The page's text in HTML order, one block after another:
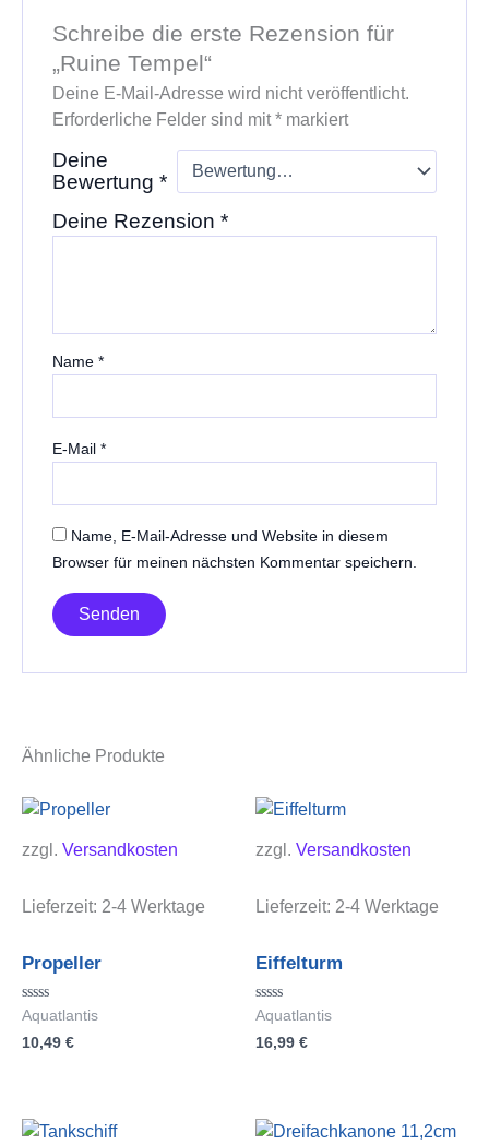
Schreibe die erste Rezension für
„Ruine Tempel“
Deine E-Mail-Adresse wird nicht veröffentlicht.
Erforderliche Felder sind mit*markiert
Deine
Bewertung *
Deine Rezension *
Name *
E-Mail *
Name, E-Mail-Adresse und Website in diesem
Browser für meinen nächsten Kommentar speichern.
Ähnliche Produkte
zzgl. Versandkosten
Lieferzeit: 2-4 Werktage
Propeller
Bewertet
mit
0
Aquatlantis
10,49 €
zzgl. Versandkosten
Lieferzeit: 2-4 Werktage
Eiffelturm
Bewertet
mit
0
Aquatlantis
16,99 €